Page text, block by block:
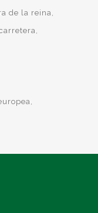
de la reina